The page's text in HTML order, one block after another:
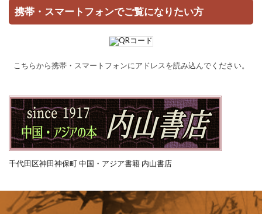
携帯・スマートフォンでご覧になりたい方
こちらから携帯・スマートフォンにアドレスを読み込んでください。
千代田区神田神保町 中国・アジア書籍 内山書店